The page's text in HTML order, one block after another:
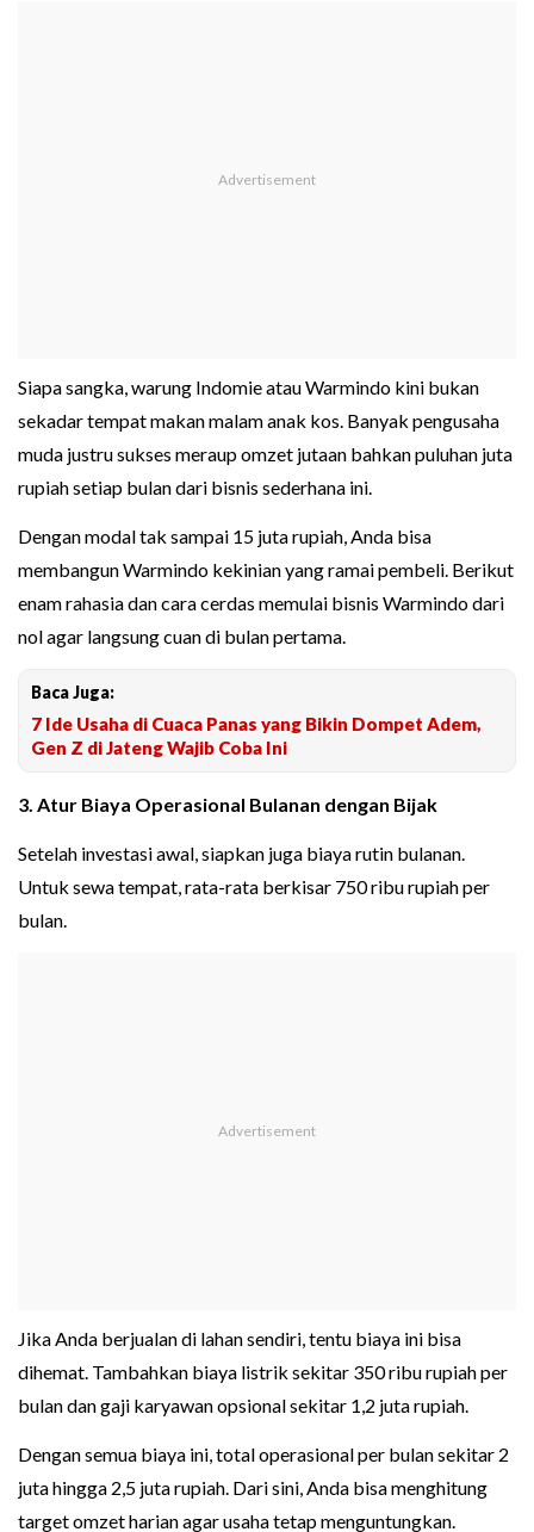
Siapa sangka, warung Indomie atau Warmindo kini bukan
sekadar tempat makan malam anak kos. Banyak pengusaha
muda justru sukses meraup omzet jutaan bahkan puluhan juta
rupiah setiap bulan dari bisnis sederhana ini.
Dengan modal tak sampai 15 juta rupiah, Anda bisa
membangun Warmindo kekinian yang ramai pembeli. Berikut
enam rahasia dan cara cerdas memulai bisnis Warmindo dari
nol agar langsung cuan di bulan pertama.
Baca Juga:
7 Ide Usaha di Cuaca Panas yang Bikin Dompet Adem,
Gen Z di Jateng Wajib Coba Ini
3. Atur Biaya Operasional Bulanan dengan Bijak
Setelah investasi awal, siapkan juga biaya rutin bulanan.
Untuk sewa tempat, rata-rata berkisar 750 ribu rupiah per
bulan.
Jika Anda berjualan di lahan sendiri, tentu biaya ini bisa
dihemat. Tambahkan biaya listrik sekitar 350 ribu rupiah per
bulan dan gaji karyawan opsional sekitar 1,2 juta rupiah.
Dengan semua biaya ini, total operasional per bulan sekitar 2
juta hingga 2,5 juta rupiah. Dari sini, Anda bisa menghitung
target omzet harian agar usaha tetap menguntungkan.